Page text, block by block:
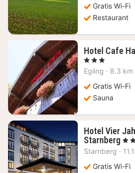
Gratis Wi-Fi
Restaurant
Hotel Cafe
, 3 Sterren
Egling · 8.3 km
Gratis Wi-Fi
Sauna
Hotel Vier
Starnberg 1
, 4
Starnberg ·
Gratis Wi-Fi